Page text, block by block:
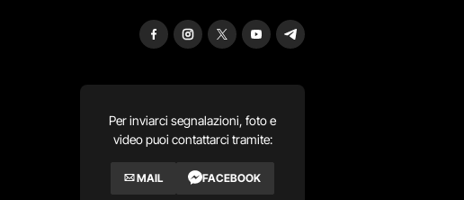
Per inviarci segnalazioni, foto e
video puoi contattarci tramite:
MAIL FACEBOOK